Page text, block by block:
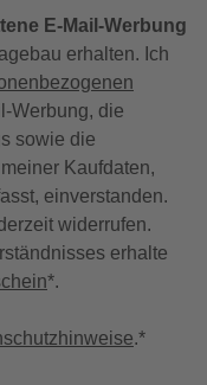
E-Mail-Werbung
erhalten. Ich
Werbung, die
sowie die
Kaufdaten,
einverstanden.
widerrufen.
erhalte
*.
.